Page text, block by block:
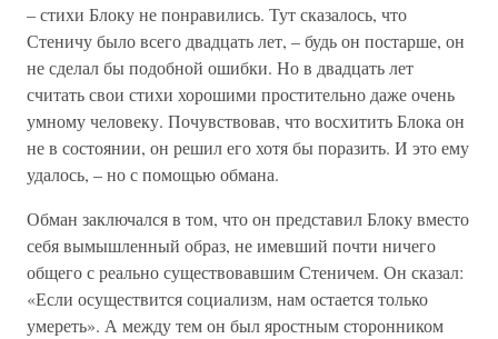
– стихи Блоку не понравились. Тут сказалось, что
Стеничу было всего двадцать лет, – будь он постарше, он
не сделал бы подобной ошибки. Но в двадцать лет
считать свои стихи хорошими простительно даже очень
умному человеку. Почувствовав, что восхитить Блока он
не в состоянии, он решил его хотя бы поразить. И это ему
удалось, – но с помощью обмана.
Обман заключался в том, что он представил Блоку вместо
себя вымышленный образ, не имевший почти ничего
общего с реально существовавшим Стеничем. Он сказал:
«Если осуществится социализм, нам остается только
умереть». А между тем он был яростным сторонником